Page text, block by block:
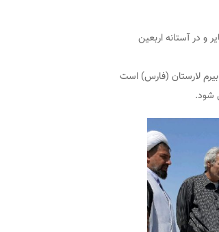
و در آستانه اربعین
لارستان (فارس) است
شود.